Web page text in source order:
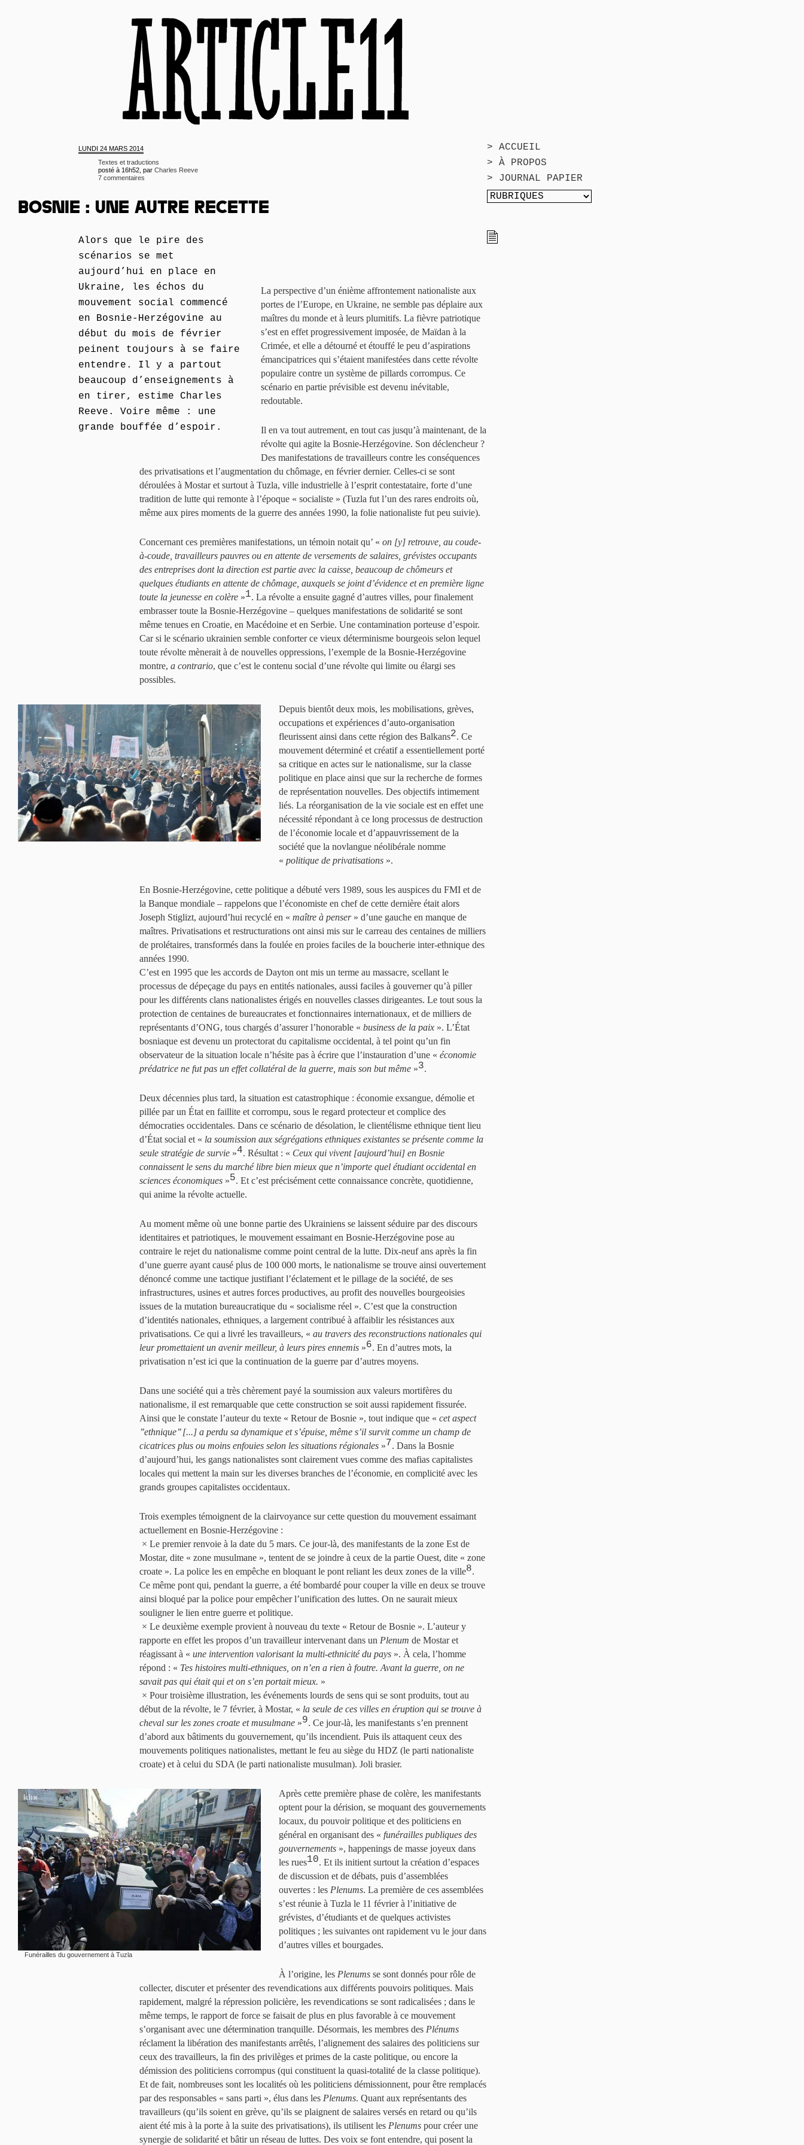
> ACCUEIL
> À PROPOS
> JOURNAL PAPIER
LUNDI 24 MARS 2014
Textes et traductions
posté à 16h52, par Charles Reeve
7 commentaires
BOSNIE : UNE AUTRE RECETTE
Alors que le pire des
scénarios se met
aujourd’hui en place en
Ukraine, les échos du
mouvement social commencé
en Bosnie-Herzégovine au
début du mois de février
peinent toujours à se faire
entendre. Il y a partout
beaucoup d’enseignements à
en tirer, estime Charles
Reeve. Voire même : une
grande bouffée d’espoir.
La perspective d’un énième affrontement nationaliste aux
portes de l’Europe, en Ukraine, ne semble pas déplaire aux
maîtres du monde et à leurs plumitifs. La fièvre patriotique
s’est en effet progressivement imposée, de Maïdan à la
Crimée, et elle a détourné et étouffé le peu d’aspirations
émancipatrices qui s’étaient manifestées dans cette révolte
populaire contre un système de pillards corrompus. Ce
scénario en partie prévisible est devenu inévitable,
redoutable.
Il en va tout autrement, en tout cas jusqu’à maintenant, de la
révolte qui agite la Bosnie-Herzégovine. Son déclencheur ?
Des manifestations de travailleurs contre les conséquences
des privatisations et l’augmentation du chômage, en février dernier. Celles-ci se sont
déroulées à Mostar et surtout à Tuzla, ville industrielle à l’esprit contestataire, forte d’une
tradition de lutte qui remonte à l’époque « socialiste » (Tuzla fut l’un des rares endroits où,
même aux pires moments de la guerre des années 1990, la folie nationaliste fut peu suivie).
Concernant ces premières manifestations, un témoin notait qu’ « on [y] retrouve, au coude-
à-coude, travailleurs pauvres ou en attente de versements de salaires, grévistes occupants
des entreprises dont la direction est partie avec la caisse, beaucoup de chômeurs et
quelques étudiants en attente de chômage, auxquels se joint d’évidence et en première ligne
toute la jeunesse en colère »1. La révolte a ensuite gagné d’autres villes, pour finalement
embrasser toute la Bosnie-Herzégovine – quelques manifestations de solidarité se sont
même tenues en Croatie, en Macédoine et en Serbie. Une contamination porteuse d’espoir.
Car si le scénario ukrainien semble conforter ce vieux déterminisme bourgeois selon lequel
toute révolte mènerait à de nouvelles oppressions, l’exemple de la Bosnie-Herzégovine
montre, a contrario, que c’est le contenu social d’une révolte qui limite ou élargi ses
possibles.
Depuis bientôt deux mois, les mobilisations, grèves,
occupations et expériences d’auto-organisation
fleurissent ainsi dans cette région des Balkans2. Ce
mouvement déterminé et créatif a essentiellement porté
sa critique en actes sur le nationalisme, sur la classe
politique en place ainsi que sur la recherche de formes
de représentation nouvelles. Des objectifs intimement
liés. La réorganisation de la vie sociale est en effet une
nécessité répondant à ce long processus de destruction
de l’économie locale et d’appauvrissement de la
société que la novlangue néolibérale nomme
« politique de privatisations ».
En Bosnie-Herzégovine, cette politique a débuté vers 1989, sous les auspices du FMI et de
la Banque mondiale – rappelons que l’économiste en chef de cette dernière était alors
Joseph Stiglizt, aujourd’hui recyclé en « maître à penser» d’une gauche en manque de
maîtres. Privatisations et restructurations ont ainsi mis sur le carreau des centaines de milliers
de prolétaires, transformés dans la foulée en proies faciles de la boucherie inter-ethnique des
années 1990.
C’est en 1995 que les accords de Dayton ont mis un terme au massacre, scellant le
processus de dépeçage du pays en entités nationales, aussi faciles à gouverner qu’à piller
pour les différents clans nationalistes érigés en nouvelles classes dirigeantes. Le tout sous la
protection de centaines de bureaucrates et fonctionnaires internationaux, et de milliers de
représentants d’ONG, tous chargés d’assurer l’honorable « business de la paix ». L’État
bosniaque est devenu un protectorat du capitalisme occidental, à tel point qu’un fin
observateur de la situation locale n’hésite pas à écrire que l’instauration d’une « économie
prédatrice ne fut pas un effet collatéral de la guerre, mais son but même »3.
Deux décennies plus tard, la situation est catastrophique : économie exsangue, démolie et
pillée par un État en faillite et corrompu, sous le regard protecteur et complice des
démocraties occidentales. Dans ce scénario de désolation, le clientélisme ethnique tient lieu
d’État social et « la soumission aux ségrégations ethniques existantes se présente comme la
seule stratégie de survie »4. Résultat : « Ceux qui vivent [aujourd’hui] en Bosnie
connaissent le sens du marché libre bien mieux que n’importe quel étudiant occidental en
sciences économiques »5. Et c’est précisément cette connaissance concrète, quotidienne,
qui anime la révolte actuelle.
Au moment même où une bonne partie des Ukrainiens se laissent séduire par des discours
identitaires et patriotiques, le mouvement essaimant en Bosnie-Herzégovine pose au
contraire le rejet du nationalisme comme point central de la lutte. Dix-neuf ans après la fin
d’une guerre ayant causé plus de 100 000 morts, le nationalisme se trouve ainsi ouvertement
dénoncé comme une tactique justifiant l’éclatement et le pillage de la société, de ses
infrastructures, usines et autres forces productives, au profit des nouvelles bourgeoisies
issues de la mutation bureaucratique du « socialisme réel ». C’est que la construction
d’identités nationales, ethniques, a largement contribué à affaiblir les résistances aux
privatisations. Ce qui a livré les travailleurs, « au travers des reconstructions nationales qui
leur promettaient un avenir meilleur, à leurs pires ennemis »6. En d’autres mots, la
privatisation n’est ici que la continuation de la guerre par d’autres moyens.
Dans une société qui a très chèrement payé la soumission aux valeurs mortifères du
nationalisme, il est remarquable que cette construction se soit aussi rapidement fissurée.
Ainsi que le constate l’auteur du texte « Retour de Bosnie », tout indique que « cet aspect
’’ethnique’’ [...] a perdu sa dynamique et s’épuise, même s’il survit comme un champ de
cicatrices plus ou moins enfouies selon les situations régionales »7. Dans la Bosnie
d’aujourd’hui, les gangs nationalistes sont clairement vues comme des mafias capitalistes
locales qui mettent la main sur les diverses branches de l’économie, en complicité avec les
grands groupes capitalistes occidentaux.
Trois exemples témoignent de la clairvoyance sur cette question du mouvement essaimant
actuellement en Bosnie-Herzégovine :
× Le premier renvoie à la date du 5 mars. Ce jour-là, des manifestants de la zone Est de
Mostar, dite « zone musulmane », tentent de se joindre à ceux de la partie Ouest, dite « zone
croate ». La police les en empêche en bloquant le pont reliant les deux zones de la ville8.
Ce même pont qui, pendant la guerre, a été bombardé pour couper la ville en deux se trouve
ainsi bloqué par la police pour empêcher l’unification des luttes. On ne saurait mieux
souligner le lien entre guerre et politique.
× Le deuxième exemple provient à nouveau du texte « Retour de Bosnie ». L’auteur y
rapporte en effet les propos d’un travailleur intervenant dans un Plenum de Mostar et
réagissant à « une intervention valorisant la multi-ethnicité du pays ». À cela, l’homme
répond : « Tes histoires multi-ethniques, on n’en a rien à foutre. Avant la guerre, on ne
savait pas qui était qui et on s’en portait mieux. »
× Pour troisième illustration, les événements lourds de sens qui se sont produits, tout au
début de la révolte, le 7 février, à Mostar, « la seule de ces villes en éruption qui se trouve à
cheval sur les zones croate et musulmane »9. Ce jour-là, les manifestants s’en prennent
d’abord aux bâtiments du gouvernement, qu’ils incendient. Puis ils attaquent ceux des
mouvements politiques nationalistes, mettant le feu au siège du HDZ (le parti nationaliste
croate) et à celui du SDA (le parti nationaliste musulman). Joli brasier.
Funérailles du gouvernement à Tuzla
Après cette première phase de colère, les manifestants
optent pour la dérision, se moquant des gouvernements
locaux, du pouvoir politique et des politiciens en
général en organisant des « funérailles publiques des
gouvernements », happenings de masse joyeux dans
les rues10. Et ils initient surtout la création d’espaces
de discussion et de débats, puis d’assemblées
ouvertes : les Plenums. La première de ces assemblées
s’est réunie à Tuzla le 11 février à l’initiative de
grévistes, d’étudiants et de quelques activistes
politiques ; les suivantes ont rapidement vu le jour dans
d’autres villes et bourgades.
À l’origine, les Plenums se sont donnés pour rôle de
collecter, discuter et présenter des revendications aux différents pouvoirs politiques. Mais
rapidement, malgré la répression policière, les revendications se sont radicalisées ; dans le
même temps, le rapport de force se faisait de plus en plus favorable à ce mouvement
s’organisant avec une détermination tranquille. Désormais, les membres des Plénums
réclament la libération des manifestants arrêtés, l’alignement des salaires des politiciens sur
ceux des travailleurs, la fin des privilèges et primes de la caste politique, ou encore la
démission des politiciens corrompus (qui constituent la quasi-totalité de la classe politique).
Et de fait, nombreuses sont les localités où les politiciens démissionnent, pour être remplacés
par des responsables « sans parti », élus dans les Plenums. Quant aux représentants des
travailleurs (qu’ils soient en grève, qu’ils se plaignent de salaires versés en retard ou qu’ils
aient été mis à la porte à la suite des privatisations), ils utilisent les Plenums pour créer une
synergie de solidarité et bâtir un réseau de luttes. Des voix se font entendre, qui posent la